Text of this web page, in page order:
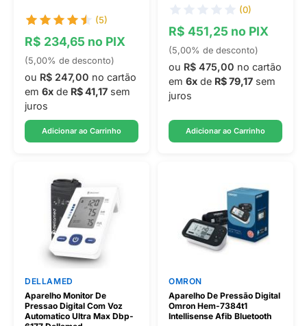
(5)
R$ 234,65 no PIX
(5,00% de desconto)
ou R$ 247,00 no cartão
em 6x de R$ 41,17 sem
juros
Adicionar ao Carrinho
(0)
R$ 451,25 no PIX
(5,00% de desconto)
ou R$ 475,00 no cartão
em 6x de R$ 79,17 sem
juros
Adicionar ao Carrinho
DELLAMED
Aparelho Monitor De
Pressao Digital Com Voz
Automatico Ultra Max Dbp-
OMRON
Aparelho De Pressão Digital
Omron Hem-7384t1
Intellisense Afib Bluetooth